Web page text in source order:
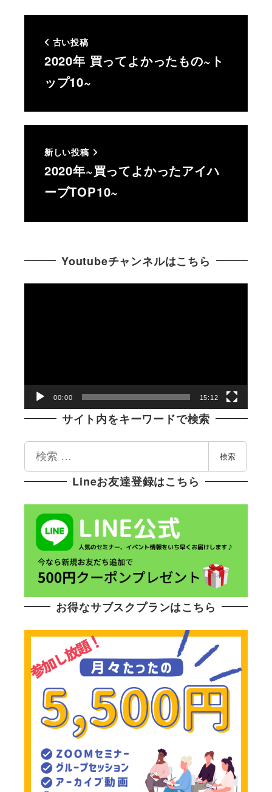
古い投稿
2020年 買ってよかったもの~ト
ップ10~
新しい投稿
2020年~買ってよかったアイハ
ーブTOP10~
Youtubeチャンネルはこちら
00:00 15:12
サイト内をキーワードで検索
索
検索
Lineお友達登録はこちら
お得なサブスクプランはこちら